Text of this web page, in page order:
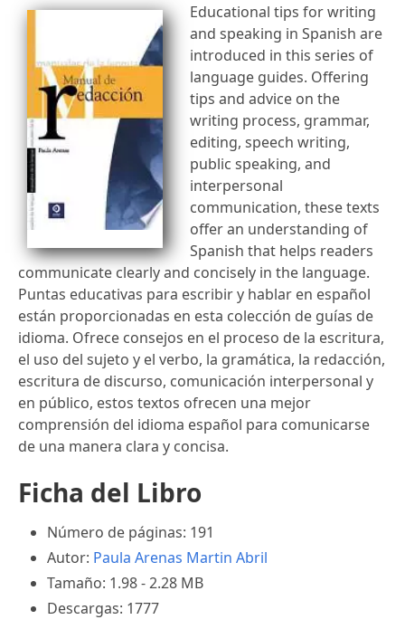
Educational tips for writing
and speaking in Spanish are
introduced in this series of
language guides. Offering
tips and advice on the
writing process, grammar,
editing, speech writing,
public speaking, and
interpersonal
communication, these texts
offer an understanding of
Spanish that helps readers
communicate clearly and concisely in the language.
Puntas educativas para escribir y hablar en español
están proporcionadas en esta colección de guías de
idioma. Ofrece consejos en el proceso de la escritura,
el uso del sujeto y el verbo, la gramática, la redacción,
escritura de discurso, comunicación interpersonal y
en público, estos textos ofrecen una mejor
comprensión del idioma español para comunicarse
de una manera clara y concisa.
Ficha del Libro
Número de páginas: 191
Autor: Paula Arenas Martin Abril
Tamaño: 1.98 - 2.28 MB
Descargas: 1777